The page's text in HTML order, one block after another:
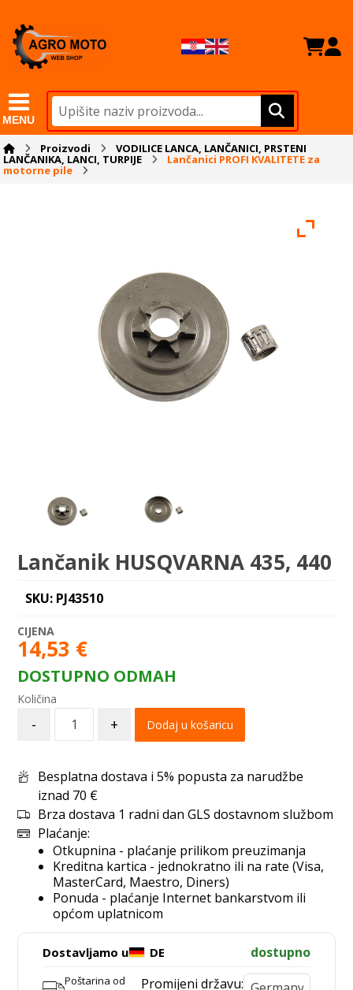
MENU
Proizvodi VODILICE LANCA, LANČANICI, PRSTENI
LANČANIKA, LANCI, TURPIJE Lančanici PROFI KVALITETE za
motorne pile
Lančanik HUSQVARNA 435, 440
SKU: PJ43510
14,53 €
DOSTUPNO ODMAH
- + Dodaj u košaricu
Besplatna dostava i 5% popusta za narudžbe
iznad 70 €
Brza dostava 1 radni dan GLS dostavnom službom
Plaćanje:
Otkupnina - plaćanje prilikom preuzimanja
Kreditna kartica - jednokratno ili na rate (Visa,
MasterCard, Maestro, Diners)
Ponuda - plaćanje Internet bankarstvom ili
općom uplatnicom
Dostavljamo u DE dostupno
Poštarina od
Promijeni državu: